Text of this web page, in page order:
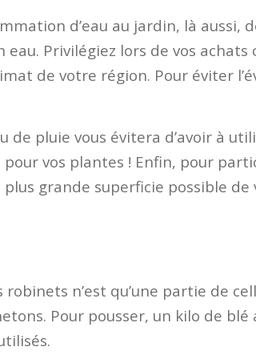
d’eau au jardin, là aussi,
eau. Privilégiez lors de vos
de votre région. Pour éviter
de pluie vous évitera d’avoir à
vos plantes ! Enfin, pour
plus grande superficie possible
robinets n’est qu’une partie de
Pour pousser, un kilo de